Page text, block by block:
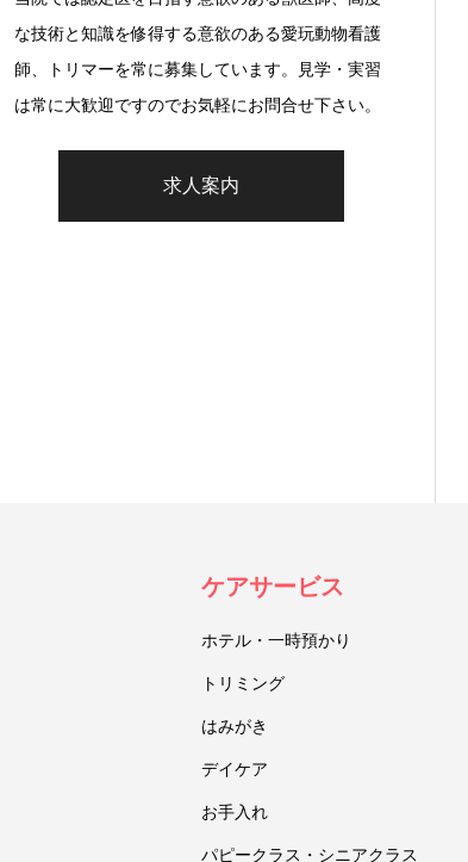
な技術と知識を修得する意欲のある愛玩動物看護
師、トリマーを常に募集しています。見学・実習
は常に大歓迎ですのでお気軽にお問合せ下さい。
求人案内
ケアサービス
ホテル・一時預かり
トリミング
はみがき
デイケア
お手入れ
パピークラス・シニアクラス